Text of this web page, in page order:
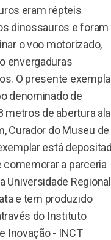
eram répteis
dinossauros e foram
o voo motorizado,
envergaduras
O presente
denominado de
metros de abertura
Curador do Museu de
está
a parceria
Universidade Regional
e tem produzido
do Instituto
Inovação - INCT